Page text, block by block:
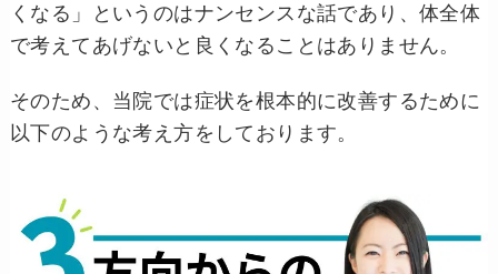
くなる」というのはナンセンスな話であり、体全体
で考えてあげないと良くなることはありません。
そのため、当院では症状を根本的に改善するために
以下のような考え方をしております。